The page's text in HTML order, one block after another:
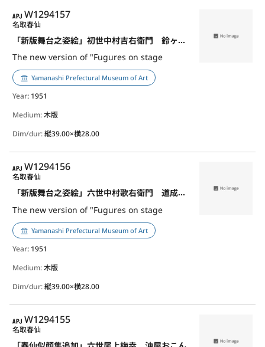
APJ
W1294157
「新版舞台之姿絵」初世中村吉右衛門 鈴ヶ森の長兵衛
The new version of "Fugures on stage
名取春仙
Yamanashi Prefectural Museum of Art
Year: 1951
Medium:木版
Dim/dur:縦39.00×横28.00
APJ
W1294156
「新版舞台之姿絵」六世中村歌右衛門 道成寺白拍子花子
The new version of "Fugures on stage
名取春仙
Yamanashi Prefectural Museum of Art
Year: 1951
Medium:木版
Dim/dur:縦39.00×横28.00
APJ
W1294155
名取春仙